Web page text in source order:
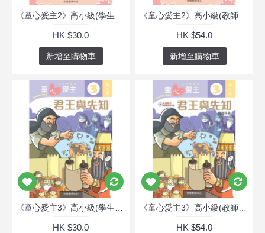
HK $30.0
新增至購物車
HK $54.0
新增至購物車
HK $30.0 HK $54.0